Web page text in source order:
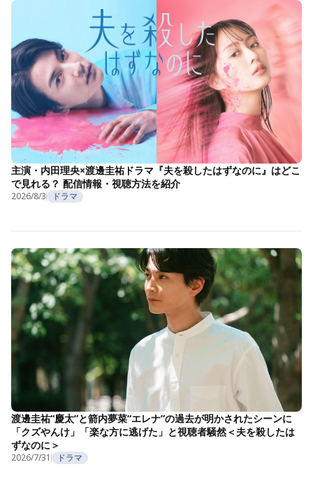
主演・内田理央×渡邊圭祐ドラマ『夫を殺したはずなのに』はどこ
で見れる？ 配信情報・視聴方法を紹介
2026/8/3 ドラマ
渡邊圭祐“慶太”と箭内夢菜“エレナ”の過去が明かされたシーンに
「クズやんけ」「楽な方に逃げた」と視聴者騒然＜夫を殺したは
ずなのに＞
2026/7/31 ドラマ